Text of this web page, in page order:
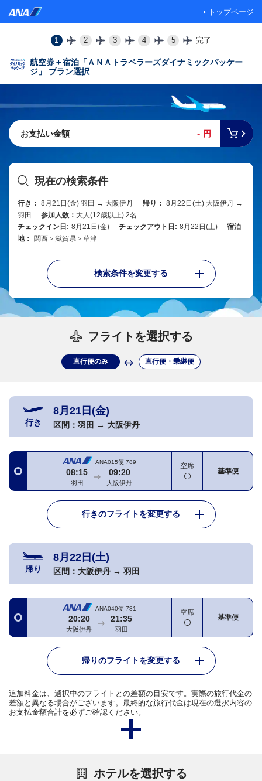
トップページ
1 2 3 4 5 完了
航空券＋宿泊「ＡＮＡトラベラーズダイナミックパッケー
ジ」 プラン選択
お支払い金額 - 円
現在の検索条件
行き： 8月21日(金) 羽田 → 大阪伊丹 帰り： 8月22日(土) 大阪伊丹 →
羽田
参加人数： 大人(12歳以上) 2名
チェックイン日: 8月21日(金) チェックアウト日: 8月22日(土)
宿泊
地：
関西＞滋賀県＞草津
検索条件を変更する
フライトを選択する
直行便のみ 直行便・乗継便
行き
8月21日(金)
区間： 羽田 → 大阪伊丹
ANA015便 789
08:15
羽田
09:20
大阪伊丹
空席
基準便
行きのフライトを変更する
帰り
8月22日(土)
区間： 大阪伊丹 → 羽田
ANA040便 781
20:20
大阪伊丹
21:35
羽田
空席
基準便
帰りのフライトを変更する
追加料金は、選択中のフライトとの差額の目安です。実際の旅行代金の
差額と異なる場合がございます。最終的な旅行代金は現在の選択内容の
お支払金額合計を必ずご確認ください。
ホテルを選択する